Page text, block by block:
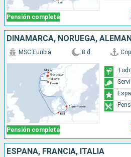
Pensión completa
DINAMARCA, NORUEGA,
Pensión completa
MSC Euribia 8 d
ESPAÑA, FRANCIA, ITALIA